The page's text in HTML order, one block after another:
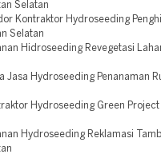
Selatan
Kontraktor Hydroseeding
Selatan
Hidroseeding Revegetasi
Jasa Hydroseeding Penanaman
Hydroseeding Green
Hydroseeding Reklamasi